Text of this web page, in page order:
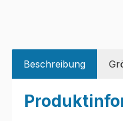
Beschreibung